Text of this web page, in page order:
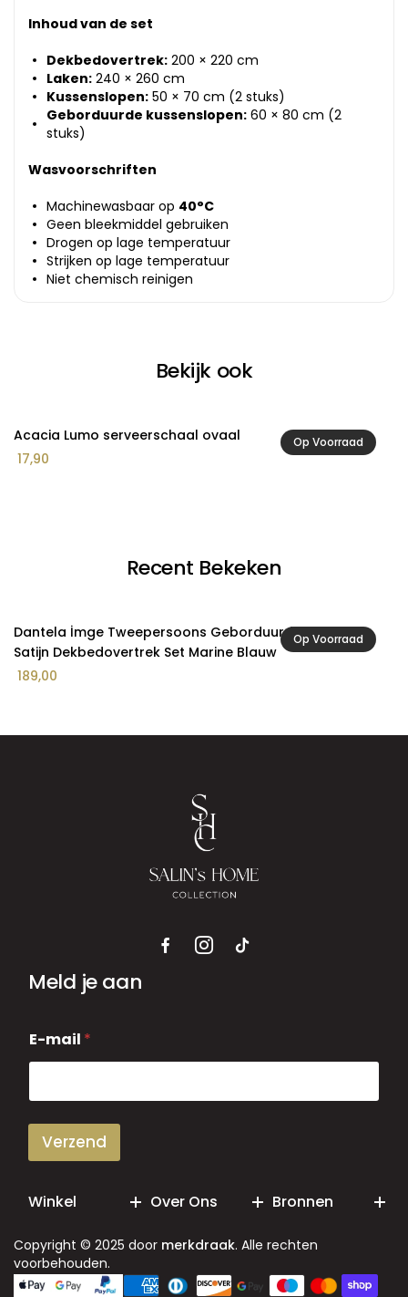
Inhoud van de set
Dekbedovertrek: 200 × 220 cm
Laken: 240 × 260 cm
Kussenslopen: 50 × 70 cm (2 stuks)
Geborduurde kussenslopen: 60 × 80 cm (2
stuks)
Wasvoorschriften
Machinewasbaar op 40°C
Geen bleekmiddel gebruiken
Drogen op lage temperatuur
Strijken op lage temperatuur
Niet chemisch reinigen
Bekijk ook
Op Voorraad
Acacia Lumo serveerschaal ovaal
17,90
Recent Bekeken
Op Voorraad
Dantela İmge Tweepersoons Geborduurd Katoenen
Satijn Dekbedovertrek Set Marine Blauw
189,00
Meld je aan
-
m
i
E-mail *
Verzend
Winkel Over Ons Bronnen
Copyright © 2025 door merkdraak. Alle rechten
voorbehouden.